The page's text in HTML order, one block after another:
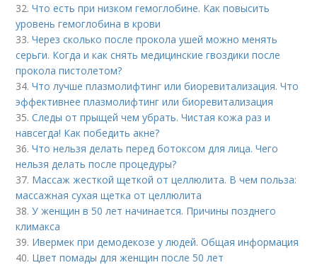
32.Что есть при низком гемоглобине. Как повысить
уровень гемоглобина в крови
33.Через сколько после прокола ушей можно менять
серьги. Когда и как снять медицинские гвоздики после
прокола пистолетом?
34.Что лучше плазмолифтинг или биоревитализация. Что
эффективнее плазмолифтинг или биоревитализация
35.Следы от прыщей чем убрать. Чистая кожа раз и
навсегда! Как победить акне?
36.Что нельзя делать перед ботоксом для лица. Чего
нельзя делать после процедуры?
37. Массаж жесткой щеткой от целлюлита. В чем польза:
массажная сухая щетка от целлюлита
38.У женщин в 50 лет начинается. Причины позднего
климакса
39. Ивермек при демодекозе у людей. Общая информация
40. Цвет помады для женщин после 50 лет